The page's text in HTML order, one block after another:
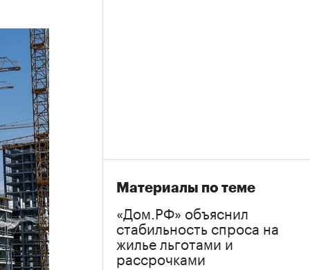
Материалы по теме
«Дом.РФ» объяснил
стабильность спроса на
жилье льготами и
рассрочками